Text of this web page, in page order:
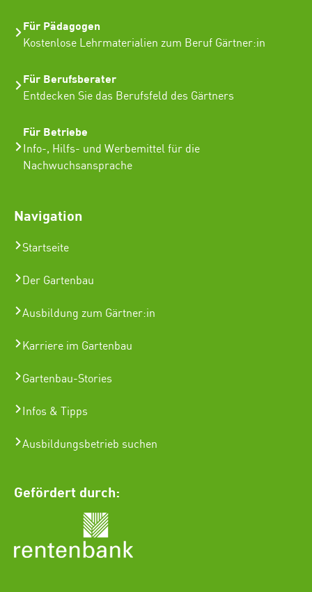
Für Pädagogen
Kostenlose Lehrmaterialien zum Beruf Gärtner:in
Für Berufsberater
Entdecken Sie das Berufsfeld des Gärtners
Für Betriebe
Info-, Hilfs- und Werbemittel für die
Nachwuchsansprache
Navigation
Startseite
Der Gartenbau
Ausbildung zum Gärtner:in
Karriere im Gartenbau
Gartenbau-Stories
Infos & Tipps
Ausbildungsbetrieb suchen
Gefördert durch: